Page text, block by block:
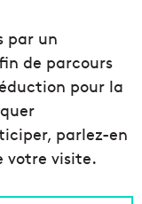
par un
de parcours
pour la
parlez-en
votre visite.